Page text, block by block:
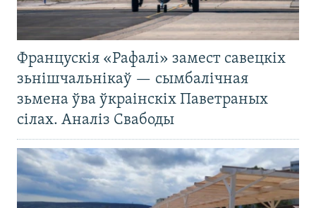
Францускія «Рафалі» замест савецкіх
зьнішчальнікаў — сымбалічная
зьмена ўва ўкраінскіх Паветраных
сілах. Аналіз Свабоды